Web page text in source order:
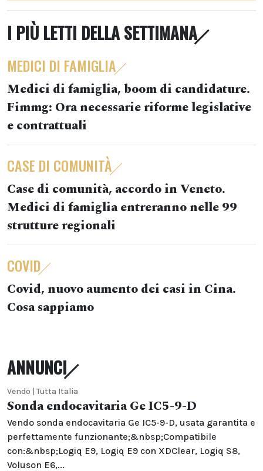
I PIÙ LETTI DELLA SETTIMANA
MEDICI DI FAMIGLIA
Medici di famiglia, boom di candidature.
Fimmg: Ora necessarie riforme legislative
e contrattuali
CASE DI COMUNITÀ
Case di comunità, accordo in Veneto.
Medici di famiglia entreranno nelle 99
strutture regionali
COVID
Covid, nuovo aumento dei casi in Cina.
Cosa sappiamo
ANNUNCI
Vendo | Tutta Italia
Sonda endocavitaria Ge IC5-9-D
Vendo sonda endocavitaria Ge IC5-9-D, usata garantita e
perfettamente funzionante;&nbsp;Compatibile
con:&nbsp;Logiq E9, Logiq E9 con XDClear, Logiq S8,
Voluson E6,...